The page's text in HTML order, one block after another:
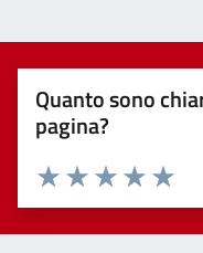
Quanto sono
pagina?
Valuta
Valuta 4
Valuta 3 stelle
Valuta 2 stelle su
Valuta 1 stelle su 5